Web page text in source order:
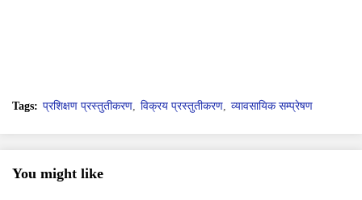
Tags: प्रशिक्षण प्रस्तुतीकरण विक्रय प्रस्तुतीकरण व्यावसायिक सम्प्रेषण
You might like